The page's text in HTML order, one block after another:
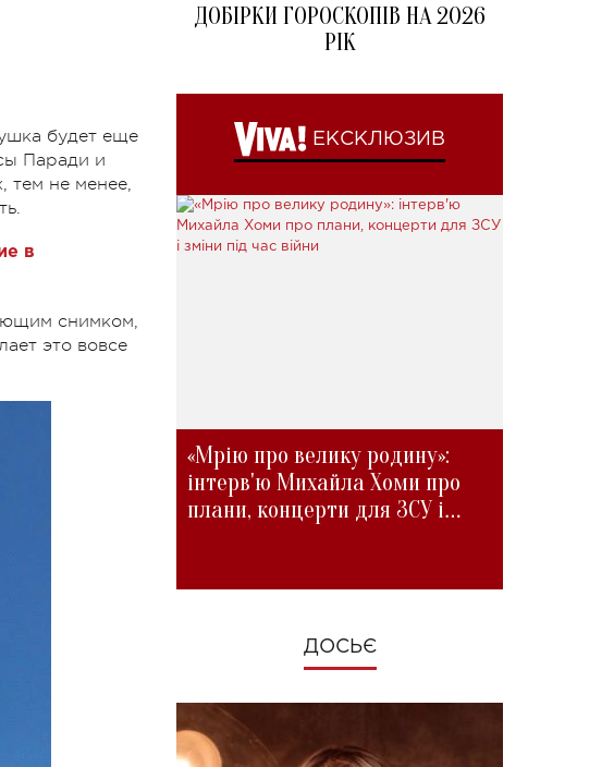
будет еще
Паради и
тем не менее,
в
снимком,
это вовсе
ДОБІРКИ ГОРОСКОПІВ НА 2026
РІК
ЕКСКЛЮЗИВ
«Мрію про велику родину»:
інтерв'ю Михайла Хоми про
плани, концерти для ЗСУ і
ДОСЬЄ